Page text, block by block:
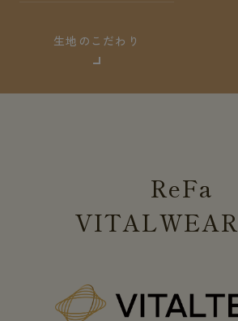
生地のこだわり
ReFa
VITALWEAR